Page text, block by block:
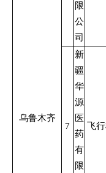
乌鲁木齐
限
公
司
7
新
疆
华
源
医
药
有
限
飞